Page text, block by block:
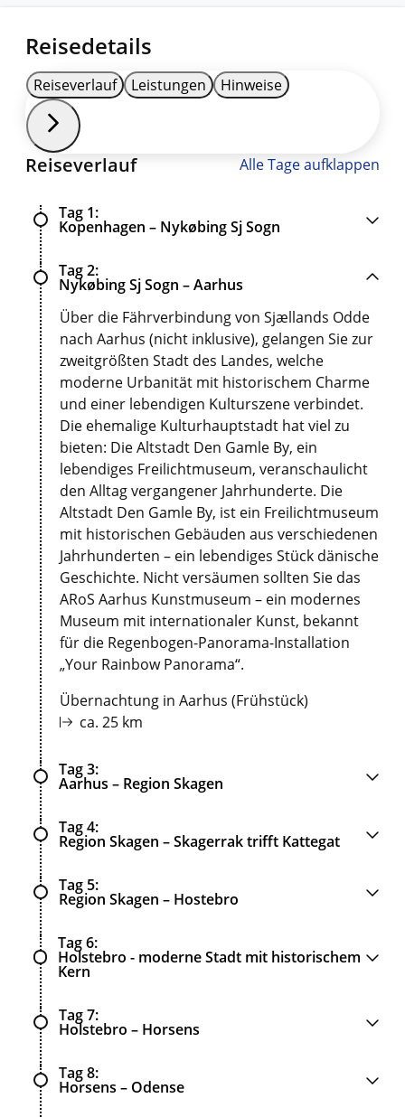
Reisedetails
Reiseverlauf Leistungen Hinweise
Reiseverlauf Alle Tage aufklappen
Tag 1
Kopenhagen – Nykøbing Sj Sogn
Tag 2
Nykøbing Sj Sogn – Aarhus
Über die Fährverbindung von Sjællands Odde
nach Aarhus (nicht inklusive), gelangen Sie zur
zweitgrößten Stadt des Landes, welche
moderne Urbanität mit historischem Charme
und einer lebendigen Kulturszene verbindet.
Die ehemalige Kulturhauptstadt hat viel zu
bieten: Die Altstadt Den Gamle By, ein
lebendiges Freilichtmuseum, veranschaulicht
den Alltag vergangener Jahrhunderte. Die
Altstadt Den Gamle By, ist ein Freilichtmuseum
mit historischen Gebäuden aus verschiedenen
Jahrhunderten – ein lebendiges Stück dänische
Geschichte. Nicht versäumen sollten Sie das
ARoS Aarhus Kunstmuseum – ein modernes
Museum mit internationaler Kunst, bekannt
für die Regenbogen-Panorama-Installation
„Your Rainbow Panorama“.
Übernachtung in Aarhus (Frühstück)
ca. 25 km
Tag 3
Aarhus – Region Skagen
Tag 4
Region Skagen – Skagerrak trifft Kattegat
Tag 5
Region Skagen – Hostebro
Tag 6
Holstebro - moderne Stadt mit historischem
Kern
Tag 7
Holstebro – Horsens
Tag 8
Horsens – Odense